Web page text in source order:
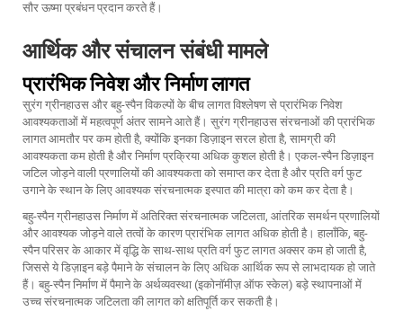
सौर ऊष्मा प्रबंधन प्रदान करते हैं।
आर्थिक और संचालन संबंधी मामले
प्रारंभिक निवेश और निर्माण लागत
सुरंग ग्रीनहाउस और बहु-स्पैन विकल्पों के बीच लागत विश्लेषण से प्रारंभिक निवेश
आवश्यकताओं में महत्वपूर्ण अंतर सामने आते हैं। सुरंग ग्रीनहाउस संरचनाओं की प्रारंभिक
लागत आमतौर पर कम होती है, क्योंकि इनका डिज़ाइन सरल होता है, सामग्री की
आवश्यकता कम होती है और निर्माण प्रक्रिया अधिक कुशल होती है। एकल-स्पैन डिज़ाइन
जटिल जोड़ने वाली प्रणालियों की आवश्यकता को समाप्त कर देता है और प्रति वर्ग फुट
उगाने के स्थान के लिए आवश्यक संरचनात्मक इस्पात की मात्रा को कम कर देता है।
बहु-स्पैन ग्रीनहाउस निर्माण में अतिरिक्त संरचनात्मक जटिलता, आंतरिक समर्थन प्रणालियों
और आवश्यक जोड़ने वाले तत्वों के कारण प्रारंभिक लागत अधिक होती है। हालाँकि, बहु-
स्पैन परिसर के आकार में वृद्धि के साथ-साथ प्रति वर्ग फुट लागत अक्सर कम हो जाती है,
जिससे ये डिज़ाइन बड़े पैमाने के संचालन के लिए अधिक आर्थिक रूप से लाभदायक हो जाते
हैं। बहु-स्पैन निर्माण में पैमाने के अर्थव्यवस्था (इकोनॉमीज़ ऑफ स्केल) बड़े स्थापनाओं में
उच्च संरचनात्मक जटिलता की लागत को क्षतिपूर्ति कर सकती है।